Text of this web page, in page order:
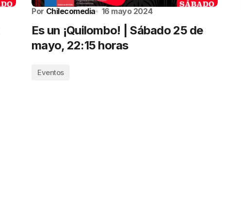
Por Chilecomedia 16 mayo 2024
Es un ¡Quilombo! | Sábado 25 de
mayo, 22:15 horas
Eventos